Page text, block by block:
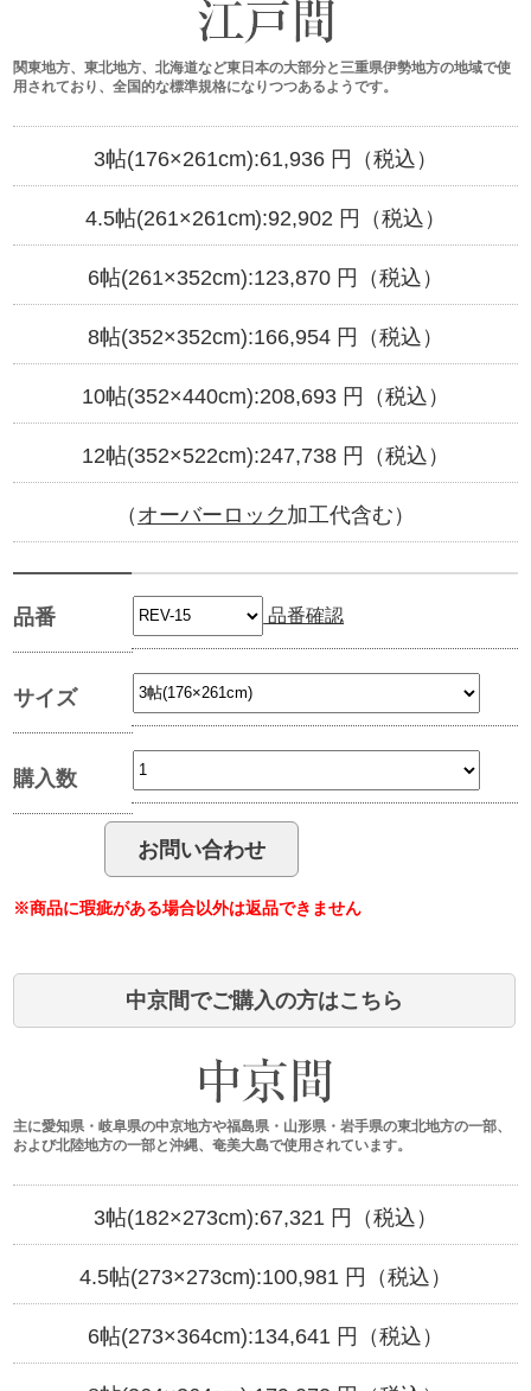
関東地方、東北地方、北海道など東日本の大部分と三重県伊勢地方の地域で使
用されており、全国的な標準規格になりつつあるようです。
3帖(176×261cm):61,936円（税込）
4.5帖(261×261cm):92,902 円（税込）
6帖(261×352cm):123,870円（税込）
8帖(352×352cm):166,954円（税込）
10帖(352×440cm):208,693円（税込）
12帖(352×522cm):247,738円（税込）
（ オーバーロック 加工代含む）
品番 品番確認
サイズ
購入数
※商品に瑕疵がある場合以外は返品できません
中京間でご購入の方はこちら
主に愛知県・岐阜県の中京地方や福島県・山形県・岩手県の東北地方の一部、
および北陸地方の一部と沖縄、奄美大島で使用されています。
3帖(182×273cm):67,321 円（税込）
4.5帖(273×273cm):100,981 円（税込）
6帖(273×364cm):134,641 円（税込）